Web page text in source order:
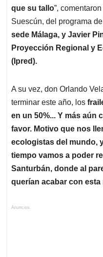
que su tallo”,
Suescún, del programa
sede Málaga, y Javier
Proyección Regional y
(Ipred).
A su vez, don Orlando
terminar este año, los
en un 50%... Y más aún
favor. Motivo que nos
ecologistas del mundo,
tiempo vamos a poder
Santurbán, donde al
querían acabar con esta
Anuncios.